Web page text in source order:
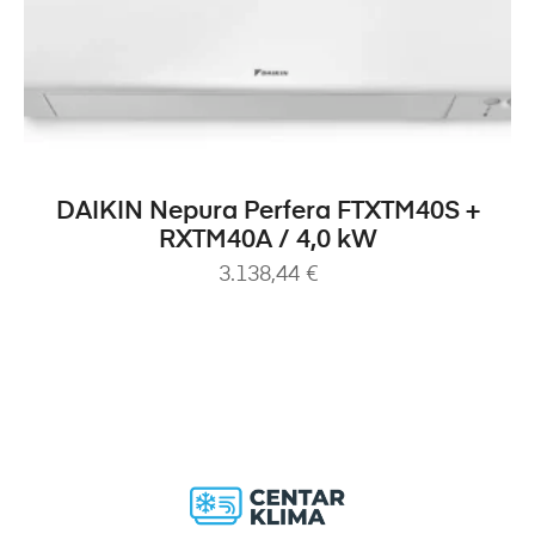
DODAJ U KOŠARICU
DAIKIN Nepura Perfera FTXTM40S +
RXTM40A / 4,0 kW
3.138,44 €